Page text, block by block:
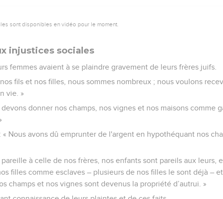
sont disponibles en vidéo pour le moment.
injustices sociales
femmes avaient à se plaindre gravement de leurs frères juifs.
fils et nos filles, nous sommes nombreux ; nous voulons
vie. »
donner nos champs, nos vignes et nos maisons comme
« Nous avons dû emprunter de l'argent en hypothéquant nos
à celle de nos frères, nos enfants sont pareils aux leurs,
filles comme esclaves – plusieurs de nos filles le sont déjà –
champs et nos vignes sont devenus la propriété d’autrui. »